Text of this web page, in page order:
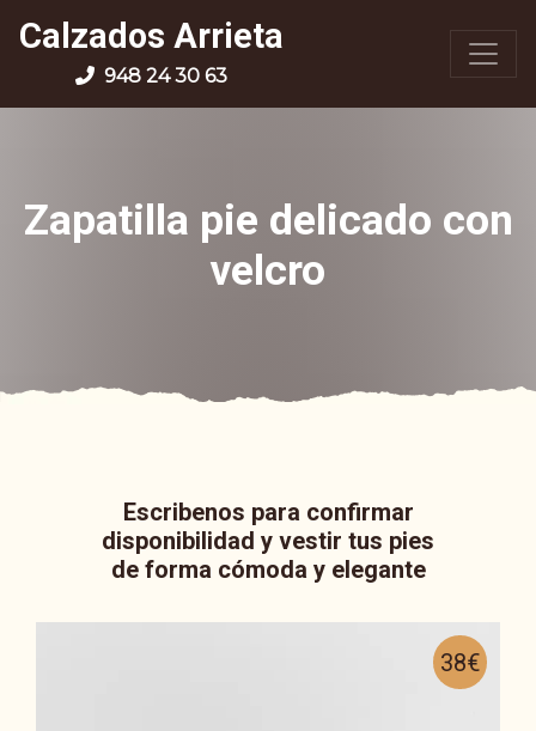
Calzados Arrieta
948 24 30 63
Zapatilla pie delicado con
velcro
Escribenos para confirmar
disponibilidad y vestir tus pies
de forma cómoda y elegante
38€